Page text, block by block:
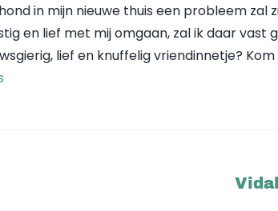
in mijn nieuwe thuis een probleem zal
en lief met mij omgaan, zal ik daar vast
lief en knuffelig vriendinnetje?
Vidal